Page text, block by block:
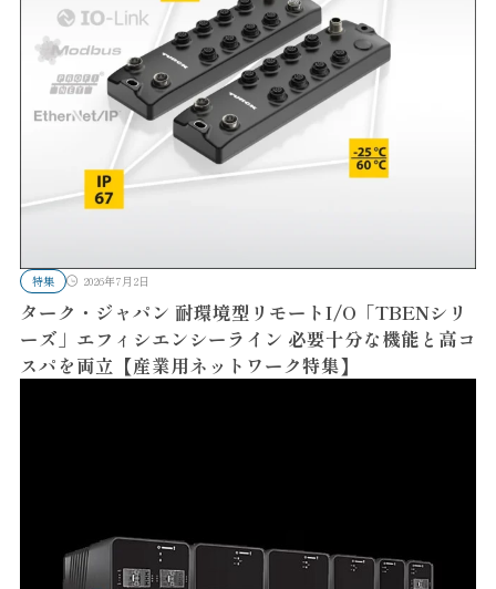
特集 2026年7月2日
ターク・ジャパン 耐環境型リモートI/O「TBENシリ
ーズ」エフィシエンシーライン 必要十分な機能と高コ
スパを両立【産業用ネットワーク特集】